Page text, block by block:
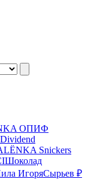
ОПИФ
Snickers
Шоколад
ИгоряСырьев ₽